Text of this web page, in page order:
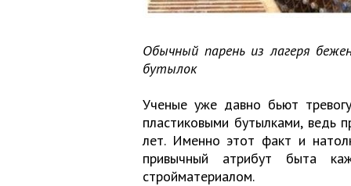
Обычный парень из лагеря
бутылок
Ученые уже давно бьют
пластиковыми бутылками, ведь
лет. Именно этот факт и
привычный атрибут быта
стройматериалом.